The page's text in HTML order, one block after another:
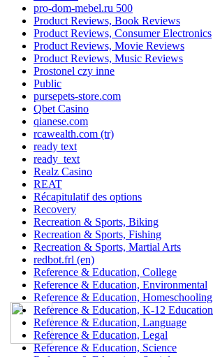
pro-dom-mebel.ru 500
Product Reviews, Book Reviews
Product Reviews, Consumer Electronics
Product Reviews, Movie Reviews
Product Reviews, Music Reviews
Prostonel czy inne
Public
pursepets-store.com
Qbet Casino
qianese.com
rcawealth.com (tr)
ready text
ready_text
Realz Casino
REAT
Récapitulatif des options
Recovery
Recreation & Sports, Biking
Recreation & Sports, Fishing
Recreation & Sports, Martial Arts
redbot.frl (en)
Reference & Education, College
Reference & Education, Environmental
Reference & Education, Homeschooling
Reference & Education, K-12 Education
Reference & Education, Language
Reference & Education, Legal
Reference & Education, Science